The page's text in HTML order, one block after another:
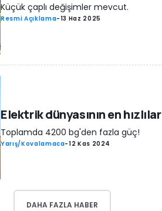
Küçük çaplı değişimler mevcut.
Resmi Açıklama-13 Haz 2025
Elektrik dünyasının en
Toplamda 4200 bg'den fazla güç!
Yarış/Kovalamaca-12 Kas 2024
DAHA FAZLA HABER